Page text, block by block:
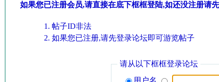
如果您已注册会员,请直接在底下框框登陆,如还没注册请
帖子ID非法
如果您已注册,请先登录论坛即可游览帖子
请从以下框框登录论坛
用户名